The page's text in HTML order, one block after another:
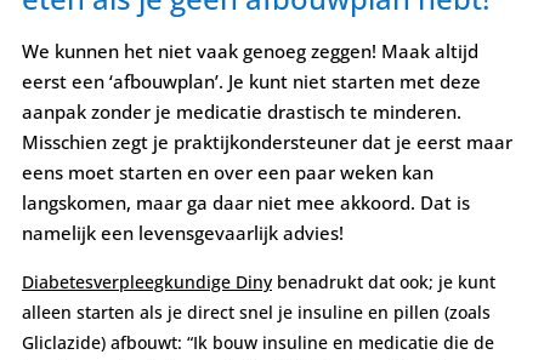
We kunnen het niet vaak genoeg zeggen! Maak altijd
eerst een ‘afbouwplan’. Je kunt niet starten met deze
aanpak zonder je medicatie drastisch te minderen.
Misschien zegt je praktijkondersteuner dat je eerst maar
eens moet starten en over een paar weken kan
langskomen, maar ga daar niet mee akkoord. Dat is
namelijk een levensgevaarlijk advies!
Diabetesverpleegkundige Dinybenadrukt dat ook; je kunt
alleen starten als je direct snel je insuline en pillen (zoals
Gliclazide) afbouwt: “Ik bouw insuline en medicatie die de